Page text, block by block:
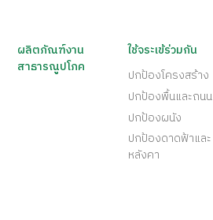
ผลิตภัณฑ์งาน
สาธารณูปโภค
ใช้จระเข้ร่วมกัน
ปกป้องโครงสร้าง
ปกป้องพื้นและถนน
ปกป้องผนัง
ปกป้องดาดฟ้าและ
หลังคา